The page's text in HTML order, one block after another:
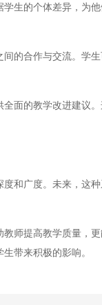
生的个体差异，为
合作与交流。学生
面的教学改进建议
广度。未来，这种
提高教学质量，更
带来积极的影响。